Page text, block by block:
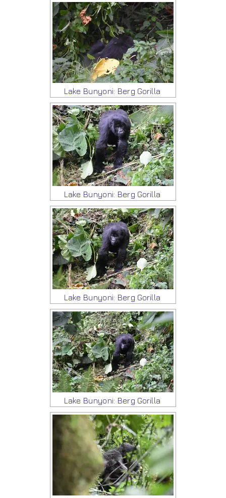
Lake Bunyoni: Berg Gorilla
Lake Bunyoni: Berg Gorilla
Lake Bunyoni: Berg Gorilla
Lake Bunyoni: Berg Gorilla